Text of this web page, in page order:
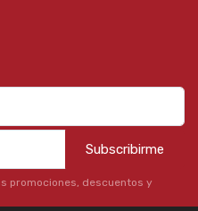
Subscribirme
promociones, descuentos y